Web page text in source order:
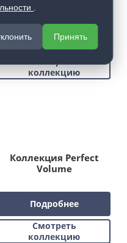
Подробнее
Смотреть
коллекцию
Коллекция Perfect
Volume
Подробнее
Смотреть
коллекцию
Принять